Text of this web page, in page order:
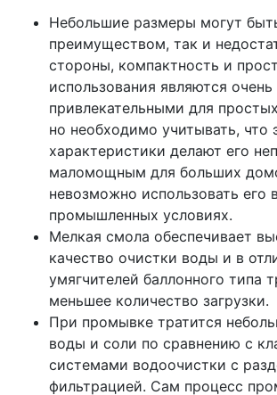
Небольшие размеры могут
преимуществом, так и
стороны, компактность и
использования являются очень
привлекательными для
но необходимо учитывать, что
характеристики делают его
маломощным для больших
невозможно использовать его
промышленных условиях.
Мелкая смола обеспечивает
качество очистки воды и в
умягчителей баллонного типа
меньшее количество загрузки.
При промывке тратится
воды и соли по сравнению с
системами водоочистки с
фильтрацией. Сам процесс